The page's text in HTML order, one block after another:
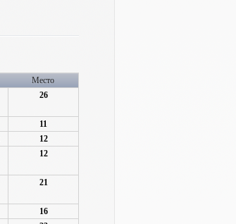
Место
26
11
12
12
21
16